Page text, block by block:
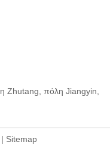
Zhutang, πόλη Jiangyin,
| Sitemap